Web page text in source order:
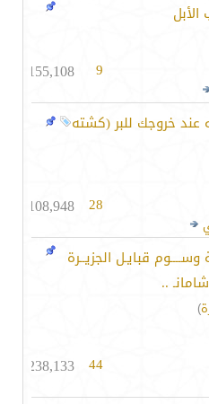
9
155,108
عند خروجك للبر (كشته
28
108,948
قبايـل الجزيــرة
..
)
44
238,133